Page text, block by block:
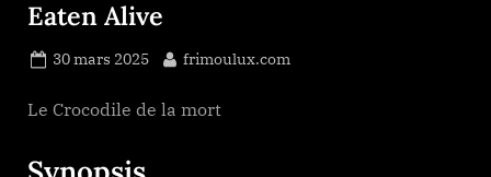
Eaten Alive
Posted
30 mars 2025 By
frimoulux.com
Le Crocodile de la mort